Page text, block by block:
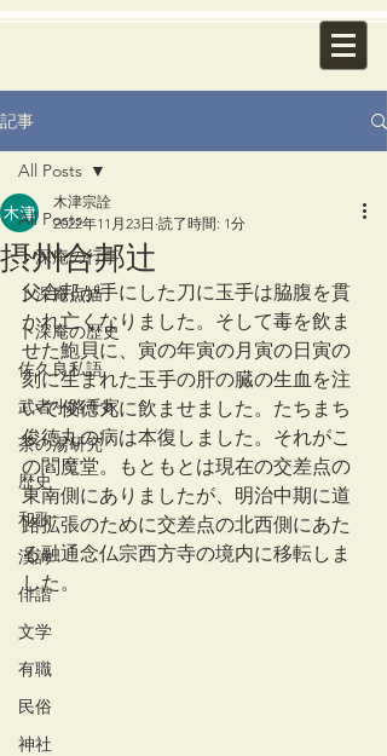
記事
All Posts
卜深庵の行事
卜深庵点描
卜深庵の歴史
佐久良私語
武者小路千家
茶の湯研究
歴史
和歌
漢詩
俳諧
文学
有職
民俗
神社
All Posts
摂州合邦辻
木津宗詮
2022年11月23日 読了時間: 1分
父合邦が手にした刀に玉手は脇腹を貫
かれ亡くなりました。そして毒を飲ま
せた鮑貝に、寅の年寅の月寅の日寅の
刻に生まれた玉手の肝の臓の生血を注
いで俊徳丸に飲ませました。たちまち
俊徳丸の病は本復しました。それがこ
の閻魔堂。もともとは現在の交差点の
東南側にありましたが、明治中期に道
路拡張のために交差点の北西側にあた
る融通念仏宗西方寺の境内に移転しま
した。